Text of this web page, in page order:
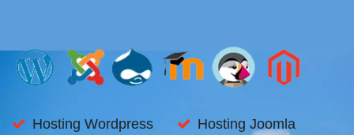
Hosting Wordpress
Hosting Joomla